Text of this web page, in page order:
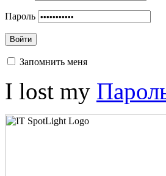
Пароль
Войти
Запомнить меня
I lost my